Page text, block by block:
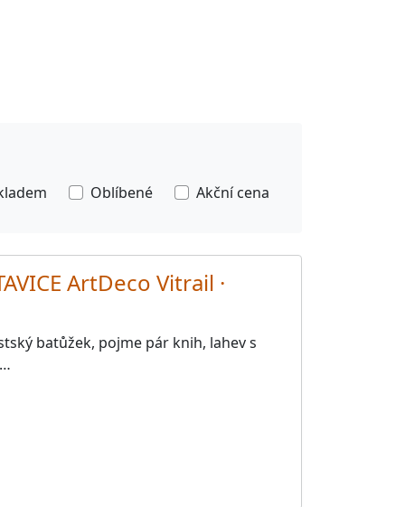
Oblíbené Akční cena
ArtDeco Vitrail ·
batůžek, pojme pár knih, lahev s